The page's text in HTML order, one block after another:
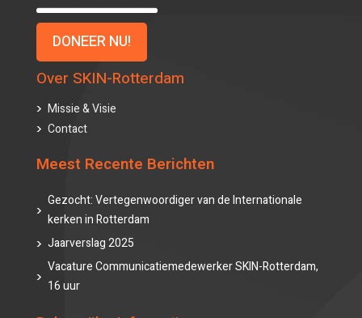
DONEER NU!
Over SKIN-Rotterdam
Missie & Visie
Contact
Meest Recente Berichten
Gezocht: Vertegenwoordiger van de Internationale
kerken in Rotterdam
Jaarverslag 2025
Vacature Communicatiemedewerker SKIN-Rotterdam,
16 uur